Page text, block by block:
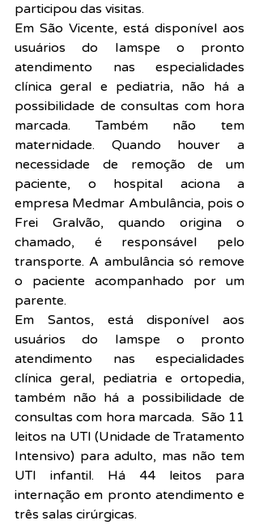
participou das visitas.
Em São Vicente, está disponível aos
usuários do Iamspe o pronto
atendimento nas especialidades
clínica geral e pediatria, não há a
possibilidade de consultas com hora
marcada. Também não tem
maternidade. Quando houver a
necessidade de remoção de um
paciente, o hospital aciona a
empresa Medmar Ambulância, pois o
Frei Gralvão, quando origina o
chamado, é responsável pelo
transporte. A ambulância só remove
o paciente acompanhado por um
parente.
Em Santos, está disponível aos
usuários do Iamspe o pronto
atendimento nas especialidades
clínica geral, pediatria e ortopedia,
também não há a possibilidade de
consultas com hora marcada.  São 11
leitos na UTI (Unidade de Tratamento
Intensivo) para adulto, mas não tem
UTI infantil. Há 44 leitos para
internação em pronto atendimento e
três salas cirúrgicas.